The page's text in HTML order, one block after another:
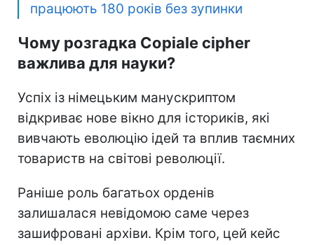
працюють 180 років без зупинки
Чому розгадка Copiale cipher
важлива для науки?
Успіх із німецьким манускриптом
відкриває нове вікно для істориків, які
вивчають еволюцію ідей та вплив таємних
товариств на світові революції.
Раніше роль багатьох орденів
залишалася невідомою саме через
зашифровані архіви. Крім того, цей кейс